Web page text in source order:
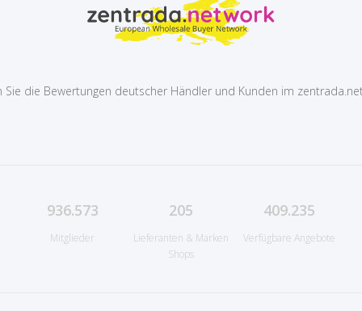
Sie die Bewertungen deutscher Händler und Kunden im
936.573
Mitglieder
205
Lieferanten & Marken
Shops
409.235
Verfügbare Angebote